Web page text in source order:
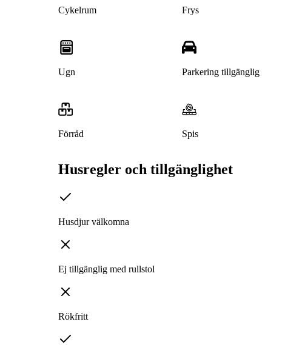
Cykelrum Frys
Ugn Parkering tillgänglig
Förråd Spis
Husregler och tillgänglighet
Husdjur välkomna
Ej tillgänglig med rullstol
Rökfritt